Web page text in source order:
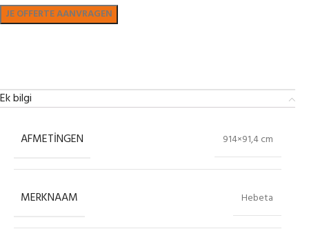
Ek bilgi
AFMETINGEN 914×91,4 cm
MERKNAAM Hebeta